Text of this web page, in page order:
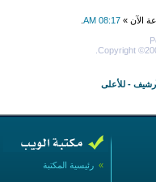
الآن » 08:17 AM
Copyright
- للأعلى
» رئيسية المكتبة